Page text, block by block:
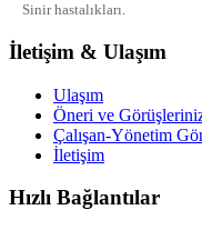
Sinir hastalıkları.
İletişim & Ulaşım
Ulaşım
Öneri ve
Çalışan-Yönetim
İletişim
Hızlı Bağlantılar